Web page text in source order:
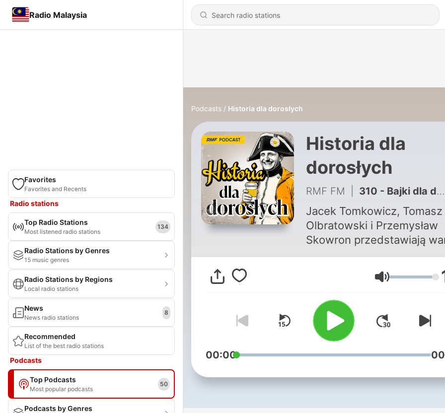
Radio Malaysia
Favorites
Favorites and Recents
Radio stations
Top Radio Stations
Most listened radio stations
134
Radio Stations by Genres
15 music genres
Radio Stations by Regions
Local radio stations
News
News radio stations
8
Recommended
List of the best radio stations
Podcasts
Top Podcasts
Most popular podcasts
50
Podcasts by Genres
Podcasts Historia dla dorosłych
Historia dla
dorosłych
RMF FM 310 - Bajki dla dorosłych powracają! Sprawdź nowe odcinki podcastu Radiowców bez cenzury
Jacek Tomkowicz, Tomasz
Olbratowski i Przemysław
Skowron przedstawiają
znane wydarzenia
w krzywym zwierciadle!
Gwarantujemy godziny
śmiechu. Przygotuj
do ocierania łez i coś do
bo od ciągłego chichotu
zaschnie ci w gardle!
co czwartek o godz. 9:00.
Volume
00:00